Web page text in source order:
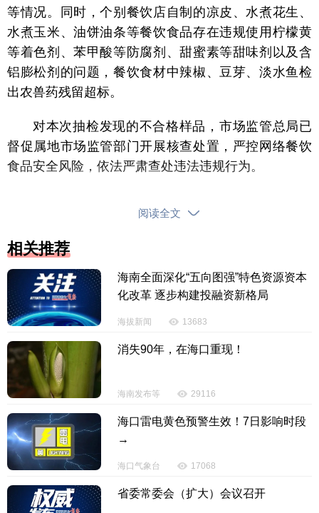
等情况。同时，个别餐饮店自制的凉皮、水煮花生、
水煮玉米、油饼油条等餐饮食品存在违规使用柠檬黄
等着色剂、苯甲酸等防腐剂、甜蜜素等甜味剂以及含
铝膨松剂的问题，餐饮食材中辣椒、豆芽、淡水鱼检
出农兽药残留超标。
对本次抽检发现的不合格样品，市场监管总局已
督促属地市场监管部门开展核查处置，严控网络餐饮
食品安全风险，依法严肃查处违法违规行为。
检：覆盖美团、淘宝、京东等14个平台，涉及875家餐
饮外卖单位，不合格率2.3%，总体状况良好）
【责任编辑：韩 婧】
投诉电话：0898-65818181
阅读全文
相关推荐
海南全面深化“五向图强”特色资源资本
化改革 逐步构建投融资新格局
海拔新闻 13683
消失90年，在海口重现！
海南发布等 29116
海口雷电黄色预警生效！7日影响时段
→
海口气象台 17068
省委常委会（扩大）会议召开